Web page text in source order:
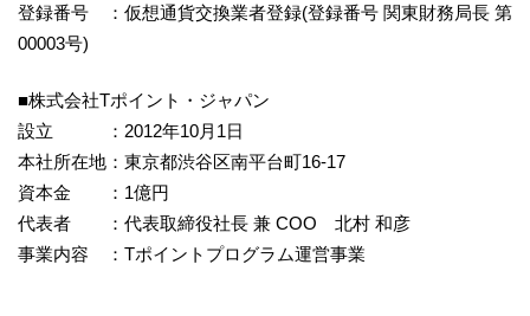
登録番号 ：仮想通貨交換業者登録(登録番号 関東財務局長 第
00003号)
■株式会社Tポイント・ジャパン
設立 ：2012年10月1日
本社所在地：東京都渋谷区南平台町16-17
資本金 ：1億円
代表者 ：代表取締役社長 兼 COO 北村 和彦
事業内容 ：Tポイントプログラム運営事業